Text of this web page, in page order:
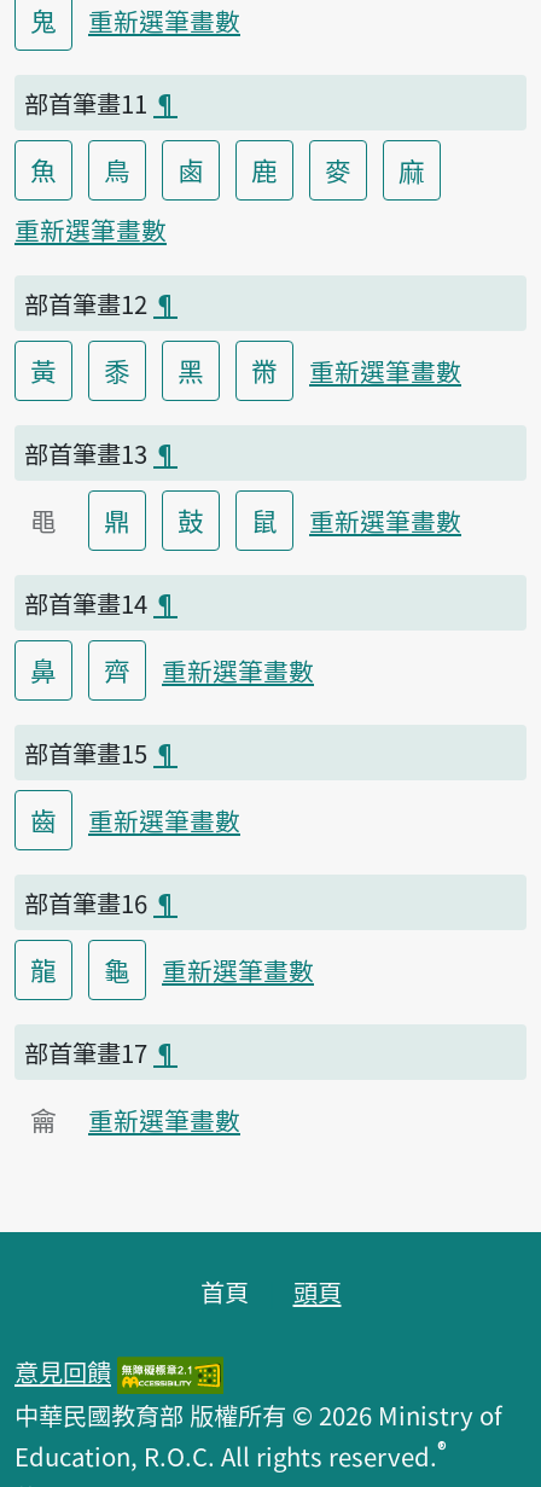
鬼
重新選筆畫數
部首筆畫11 ¶
魚 鳥 鹵 鹿 麥 麻
重新選筆畫數
部首筆畫12 ¶
黃 黍 黑 黹 重新選筆畫數
部首筆畫13 ¶
黽 鼎 鼓 鼠 重新選筆畫數
部首筆畫14 ¶
鼻 齊 重新選筆畫數
部首筆畫15 ¶
齒 重新選筆畫數
部首筆畫16 ¶
龍 龜 重新選筆畫數
部首筆畫17 ¶
龠 重新選筆畫數
首頁 頭頁
意見回饋
中華民國教育部 版權所有 © 2026 Ministry of
Education, R.O.C. All rights reserved.®